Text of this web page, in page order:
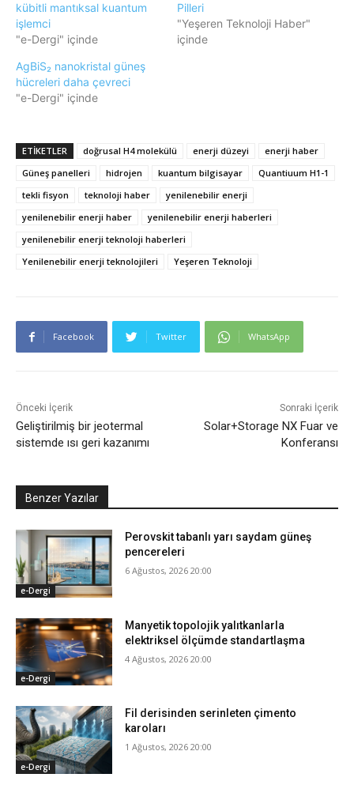
kübitli mantıksal kuantum
işlemci
"e-Dergi" içinde
Pilleri
"Yeşeren Teknoloji Haber"
içinde
AgBiS₂ nanokristal güneş
hücreleri daha çevreci
"e-Dergi" içinde
ETIKETLER doğrusal H4 molekülü enerji düzeyi
enerji haber
Güneş panelleri
hidrojen kuantum bilgisayar
Quantiuum H1-1
tekli fisyon
teknoloji haber
yenilenebilir enerji
yenilenebilir enerji haber
yenilenebilir enerji haberleri
yenilenebilir enerji teknoloji haberleri
Yenilenebilir enerji teknolojileri
Yeşeren Teknoloji
Facebook Twitter WhatsApp
Önceki İçerik
Geliştirilmiş bir jeotermal
sistemde ısı geri kazanımı
Sonraki İçerik
Solar+Storage NX Fuar ve
Konferansı
Benzer Yazılar
e-Dergi
Perovskit tabanlı yarı saydam güneş
pencereleri
6 Ağustos, 2026 20:00
e-Dergi
Manyetik topolojik yalıtkanlarla
elektriksel ölçümde standartlaşma
4 Ağustos, 2026 20:00
e-Dergi
Fil derisinden serinleten çimento
karoları
1 Ağustos, 2026 20:00